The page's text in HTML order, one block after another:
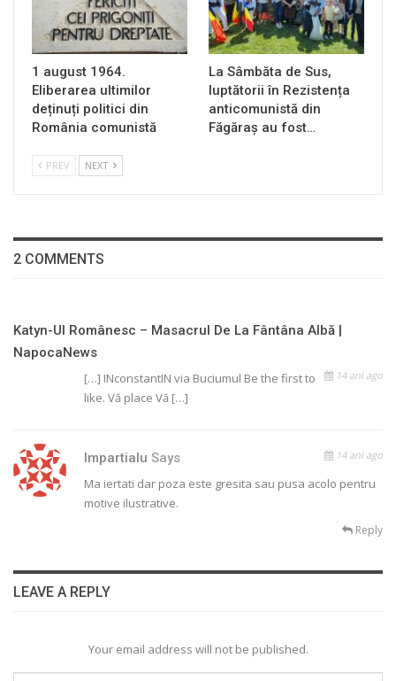
1 august 1964.
Eliberarea ultimilor
deținuți politici din
România comunistă
La Sâmbăta de Sus,
luptătorii în Rezistența
anticomunistă din
Făgăraș au fost…
PREV NEXT
2 COMMENTS
Katyn-Ul Românesc – Masacrul De La Fântâna Albă |
NapocaNews
14 ani ago
[…] INconstantIN via Buciumul Be the first to
like. Vă place Vă […]
Impartialu Says 14 ani ago
Ma iertati dar poza este gresita sau pusa acolo pentru
motive ilustrative.
Reply
LEAVE A REPLY
Your email address will not be published.